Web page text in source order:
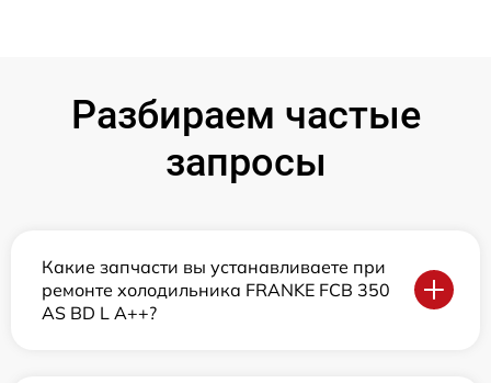
Разбираем частые
запросы
Какие запчасти вы устанавливаете при
ремонте холодильника FRANKE FCB 350
AS BD L A++?